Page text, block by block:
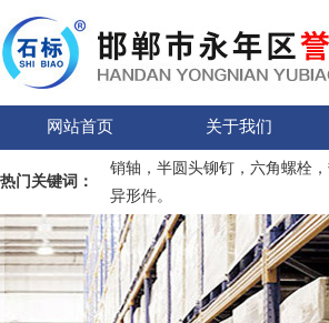
网站首页 关于我们
热门关键词：
销轴，半圆头铆钉，六角螺栓
异形件。